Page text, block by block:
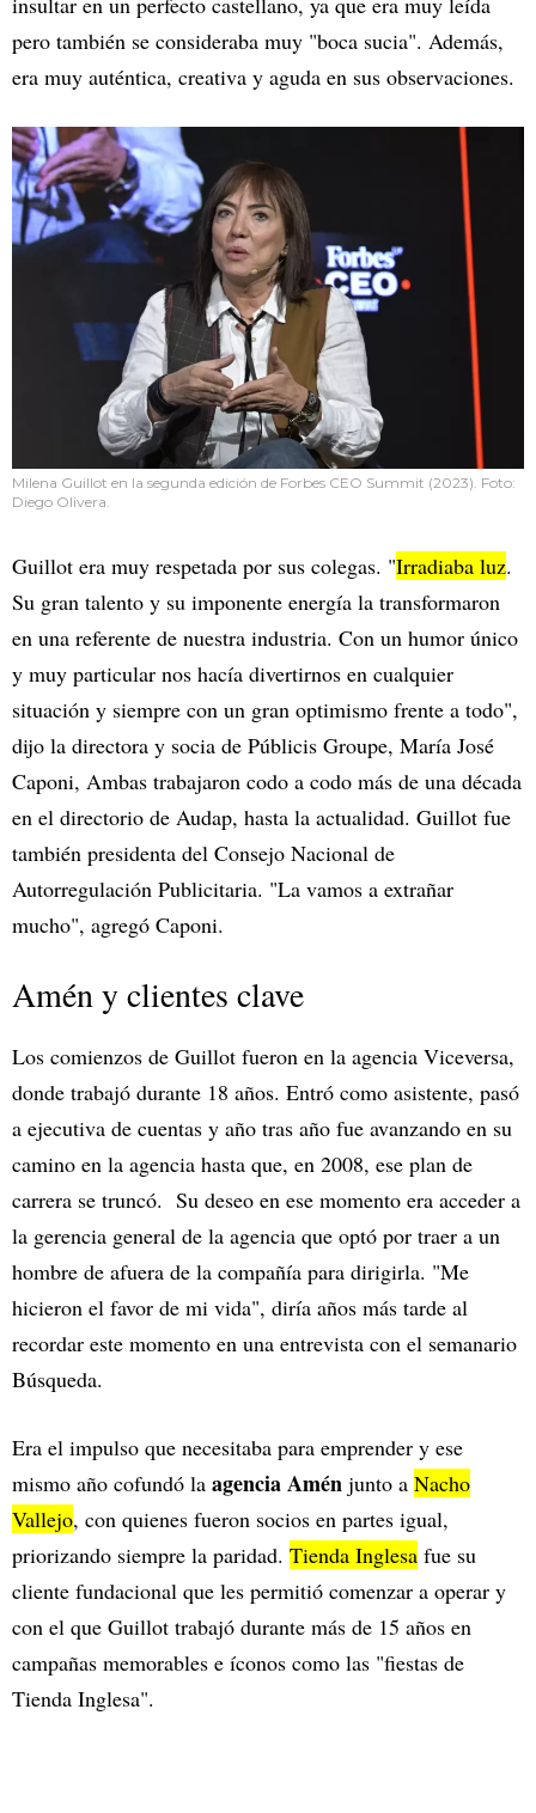
pero también se consideraba muy "boca sucia". Además,
era muy auténtica, creativa y aguda en sus observaciones.
Milena Guillot en la segunda edición de Forbes CEO Summit (2023). Foto:
Diego Olivera.
Guillot era muy respetada por sus colegas. "Irradiaba luz.
Su gran talento y su imponente energía la transformaron
en una referente de nuestra industria. Con un humor único
y muy particular nos hacía divertirnos en cualquier
situación y siempre con un gran optimismo frente a todo",
dijo la directora y socia de Públicis Groupe, María José
Caponi, Ambas trabajaron codo a codo más de una década
en el directorio de Audap, hasta la actualidad. Guillot fue
también presidenta del Consejo Nacional de
Autorregulación Publicitaria. "La vamos a extrañar
mucho", agregó Caponi.
Amén y clientes clave
Los comienzos de Guillot fueron en la agencia Viceversa,
donde trabajó durante 18 años. Entró como asistente, pasó
a ejecutiva de cuentas y año tras año fue avanzando en su
camino en la agencia hasta que, en 2008, ese plan de
carrera se truncó. Su deseo en ese momento era acceder a
la gerencia general de la agencia que optó por traer a un
hombre de afuera de la compañía para dirigirla. "Me
hicieron el favor de mi vida", diría años más tarde al
recordar este momento en una entrevista con el semanario
Búsqueda.
Era el impulso que necesitaba para emprender y ese
mismo año cofundó la agencia Amén junto a Nacho
Vallejo, con quienes fueron socios en partes igual,
priorizando siempre la paridad. Tienda Inglesa fue su
cliente fundacional que les permitió comenzar a operar y
con el que Guillot trabajó durante más de 15 años en
campañas memorables e íconos como las "fiestas de
Tienda Inglesa".